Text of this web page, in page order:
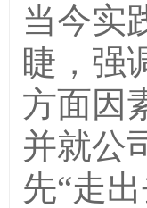
当今实
睫，强
方面因
并就公
先“走